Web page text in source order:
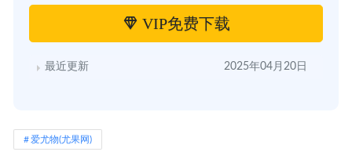
VIP免费下载
最近更新 2025年04月20日
爱尤物(尤果网)